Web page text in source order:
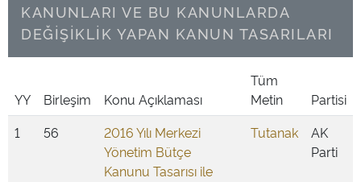
KANUNLARI VE BU KANUNLARDA
DEĞİŞİKLİK YAPAN KANUN TASARILARI
YY Birleşim Konu Açıklaması
Tüm
Metin
Partisi
1
56
2016 Yılı Merkezi
Yönetim Bütçe
Kanunu Tasarısı ile
Tutanak
AK
Parti